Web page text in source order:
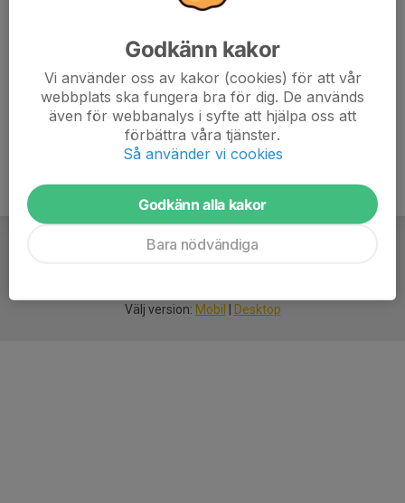
Välj version: Mobil Desktop
Godkänn kakor
Vi använder oss av kakor (cookies) för att vår
webbplats ska fungera bra för dig. De används
även för webbanalys i syfte att hjälpa oss att
förbättra våra tjänster.
Så använder vi cookies
Godkänn alla kakor
Bara nödvändiga